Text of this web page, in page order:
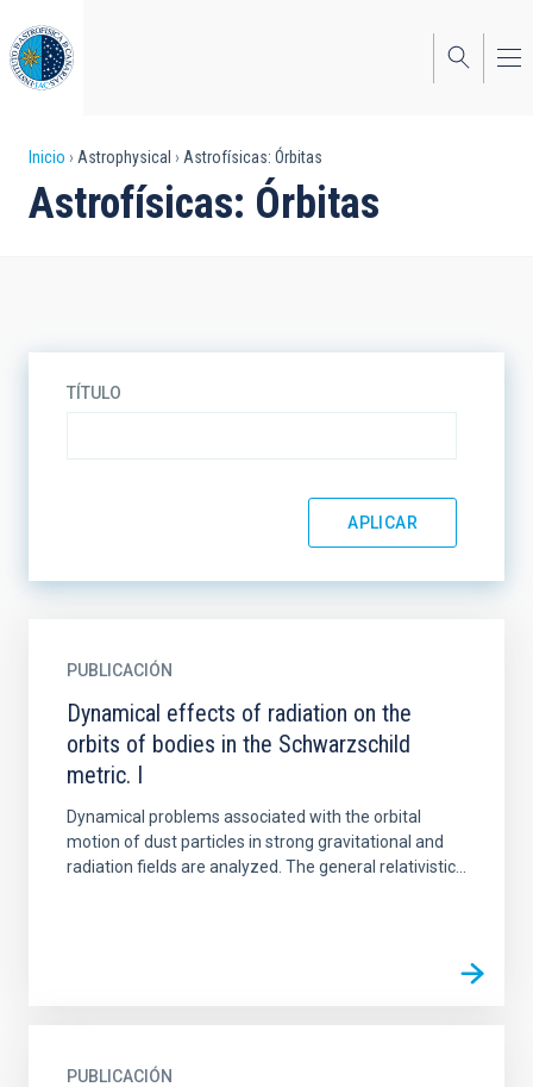
al
contenido
principal
Sobrescribir
enlaces
navegación
Inicio Astrophysical Astrofísicas: Órbitas
Astrofísicas: Órbitas
TÍTULO
PUBLICACIÓN
Dynamical effects of radiation on the
orbits of bodies in the Schwarzschild
metric. I
Dynamical problems associated with the orbital
motion of dust particles in strong gravitational and
radiation fields are analyzed. The general relativistic...
PUBLICACIÓN